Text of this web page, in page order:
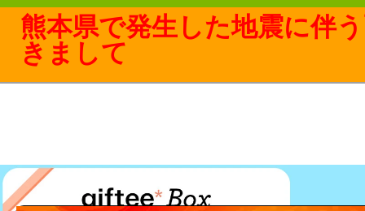
熊本県で発生した地震に伴
きまして